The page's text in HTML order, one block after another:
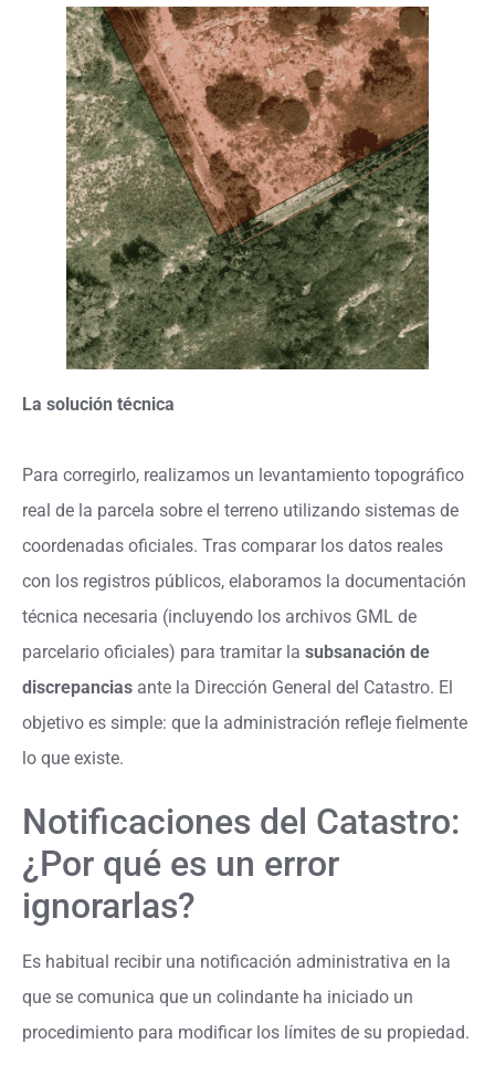
La solución técnica
Para corregirlo, realizamos un levantamiento topográfico
real de la parcela sobre el terreno utilizando sistemas de
coordenadas oficiales. Tras comparar los datos reales
con los registros públicos, elaboramos la documentación
técnica necesaria (incluyendo los archivos GML de
parcelario oficiales) para tramitar la subsanación de
discrepancias ante la Dirección General del Catastro. El
objetivo es simple: que la administración refleje fielmente
lo que existe.
Notificaciones del Catastro:
¿Por qué es un error
ignorarlas?
Es habitual recibir una notificación administrativa en la
que se comunica que un colindante ha iniciado un
procedimiento para modificar los límites de su propiedad.